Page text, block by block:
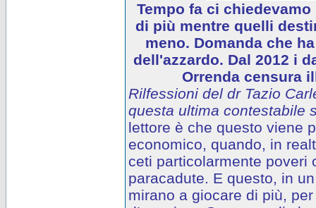
Tempo fa ci
di più mentre quelli
meno. Domanda che
dell'azzardo. Dal 2012 i
Orrenda censura
Rilfessioni del dr Tazio
questa ultima contestabile
lettore è che questo viene
economico, quando, in
ceti particolarmente poveri
paracadute. E questo, in
mirano a giocare di più,